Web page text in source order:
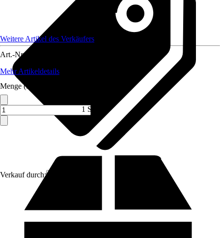
Verkauf durch:
Weitere Artikel des Verkäufers
Art.-Nr.
Mehr Artikeldetails
Menge (ST)
1 ST